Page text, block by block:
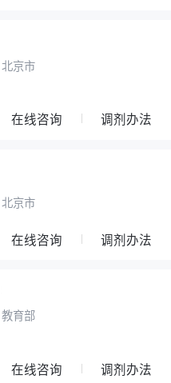
北京市
在线咨询 调剂办法
北京市
在线咨询 调剂办法
教育部
在线咨询 调剂办法